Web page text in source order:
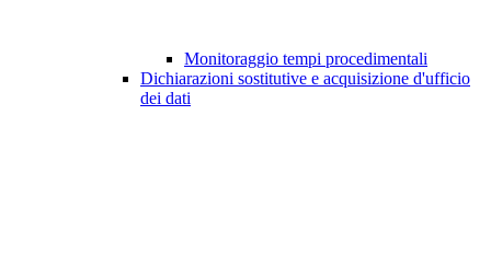
Monitoraggio tempi procedimentali
Dichiarazioni sostitutive e acquisizione d'ufficio
dei dati